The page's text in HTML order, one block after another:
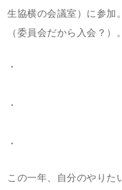
生協横の会議室）に参加
（委員会だから入会？）。
・
・
・
この一年、自分のやりた